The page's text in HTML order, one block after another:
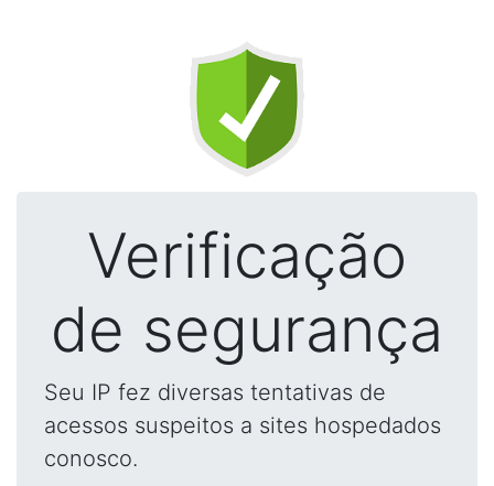
Verificação
de segurança
Seu IP fez diversas tentativas de
acessos suspeitos a sites hospedados
conosco.